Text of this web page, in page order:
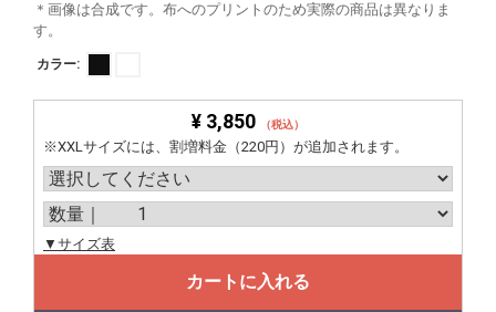
＊画像は合成です。布へのプリントのため実際の商品は異なりま
す。
カラー:
¥ 3,850 （税込）
※XXLサイズには、割増料金（220円）が追加されます。
▼サイズ表
カートに入れる